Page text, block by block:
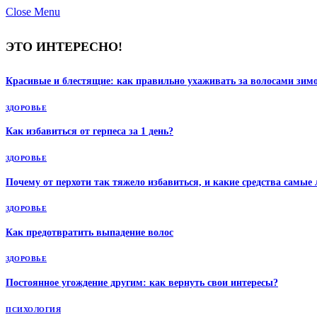
Close Menu
ЭТО ИНТЕРЕСНО!
Красивые и блестящие: как правильно ухаживать за волосами
ЗДОРОВЬЕ
Как избавиться от герпеса за 1 день?
ЗДОРОВЬЕ
Почему от перхоти так тяжело избавиться, и какие средства
ЗДОРОВЬЕ
Как предотвратить выпадение волос
ЗДОРОВЬЕ
Постоянное угождение другим: как вернуть свои интересы?
ПСИХОЛОГИЯ